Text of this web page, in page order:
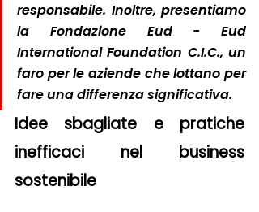
responsabile. Inoltre, presentiamo
la Fondazione Eud - Eud
International Foundation C.I.C., un
faro per le aziende che lottano per
fare una differenza significativa.
Idee sbagliate e pratiche
inefficaci nel business
sostenibile